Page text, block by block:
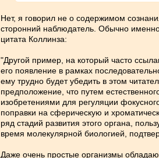
Нет, я говорил не о содержимом
сторонний наблюдатель. Обычно
цитата Коллинза:
"Другой пример, на который часто
его появление в рамках
ему трудно будет убедить в этом
предположение, что путем
изобретениями для регуляции
поправки на сферическую и
ряд стадий развития этого органа,
время молекулярной биологией,
Даже очень простые организмы